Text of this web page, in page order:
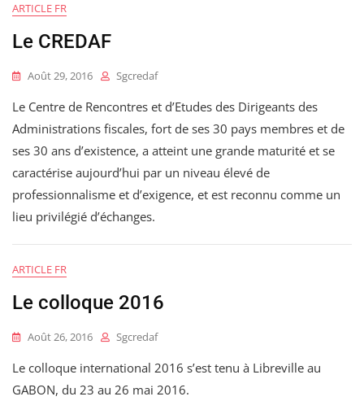
ARTICLE FR
Le CREDAF
Août 29, 2016 Sgcredaf
Le Centre de Rencontres et d’Etudes des Dirigeants des
Administrations fiscales, fort de ses 30 pays membres et de
ses 30 ans d’existence, a atteint une grande maturité et se
caractérise aujourd’hui par un niveau élevé de
professionnalisme et d’exigence, et est reconnu comme un
lieu privilégié d’échanges.
ARTICLE FR
Le colloque 2016
Août 26, 2016 Sgcredaf
Le colloque international 2016 s’est tenu à Libreville au
GABON, du 23 au 26 mai 2016.